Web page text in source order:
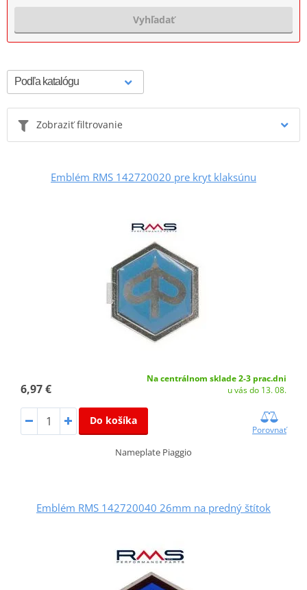
Vyhľadať
Zobraziť filtrovanie
Emblém RMS 142720020 pre kryt klaksúnu
6,97 €
Na centrálnom sklade 2-3 prac.dni
u vás do 13. 08.
Do košíka
Porovnať
Nameplate Piaggio
Emblém RMS 142720040 26mm na predný štítok